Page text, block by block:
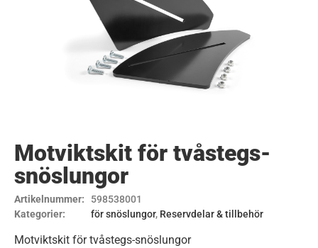
Motviktskit för tvåstegs-
snöslungor
Artikelnummer:
598538001
Kategorier:
för snöslungor, Reservdelar & tillbehör
Motviktskit för tvåstegs-snöslungor